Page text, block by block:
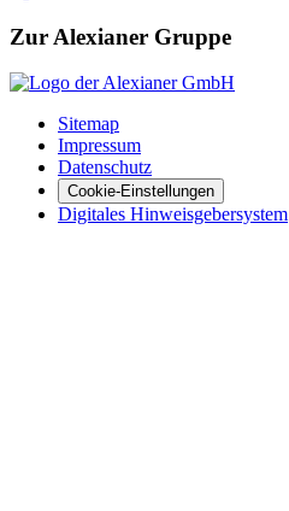
Zur Alexianer Gruppe
Sitemap
Impressum
Datenschutz
Cookie-Einstellungen
Digitales Hinweisgebersystem